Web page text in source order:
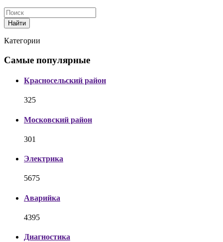
Найти
Категории
Самые популярные
Красносельский район
325
Московский район
301
Электрика
5675
Аварийка
4395
Диагностика